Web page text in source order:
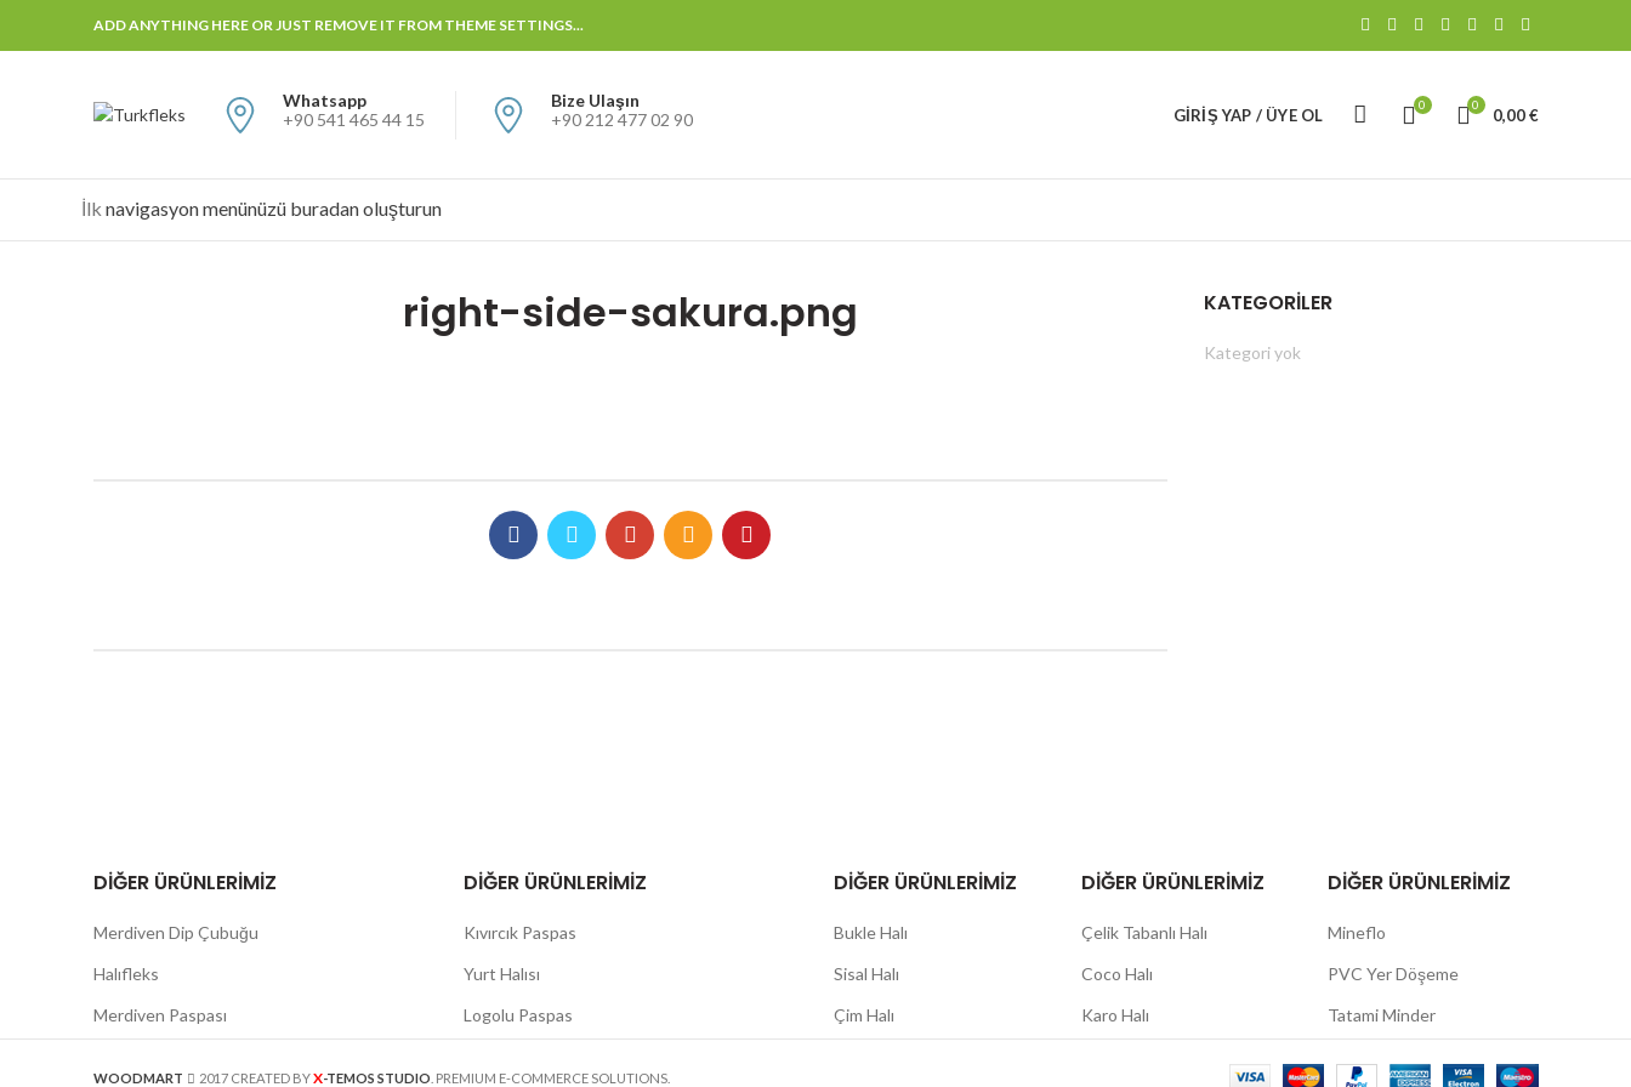
ADD ANYTHING HERE OR JUST REMOVE IT FROM THEME SETTINGS...
Whatsapp
+90 541 465 44 15
Bize Ulaşın
+90 212 477 02 90
GIRIŞ YAP / ÜYE OL
0 0
0,00€
İlk navigasyon menünüzü buradan oluşturun
right-side-sakura.png KATEGORILER
Kategori yok
DIĞER ÜRÜNLERIMIZ
Merdiven Dip Çubuğu
Halıfleks
Merdiven Paspası
DIĞER ÜRÜNLERIMIZ
Kıvırcık Paspas
Yurt Halısı
Logolu Paspas
DIĞER ÜRÜNLERIMIZ
Bukle Halı
Sisal Halı
Çim Halı
DIĞER ÜRÜNLERIMIZ
Çelik Tabanlı Halı
Coco Halı
Karo Halı
DIĞER ÜRÜNLERIMIZ
Mineflo
PVC Yer Döşeme
Tatami Minder
WOODMART 2017 CREATED BYX-TEMOS STUDIO . PREMIUM E-COMMERCE SOLUTIONS.